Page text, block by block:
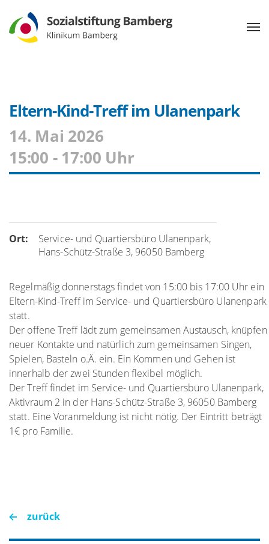
Eltern-Kind-Treff im Ulanenpark
14. Mai 2026
15:00 - 17:00 Uhr
Ort:
Service- und Quartiersbüro Ulanenpark,
Hans-Schütz-Straße 3, 96050 Bamberg
Regelmäßig donnerstags findet von 15:00 bis 17:00 Uhr ein
Eltern-Kind-Treff im Service- und Quartiersbüro Ulanenpark
statt.
Der offene Treff lädt zum gemeinsamen Austausch, knüpfen
neuer Kontakte und natürlich zum gemeinsamen Singen,
Spielen, Basteln o.Ä. ein. Ein Kommen und Gehen ist
innerhalb der zwei Stunden flexibel möglich.
Der Treff findet im Service- und Quartiersbüro Ulanenpark,
Aktivraum 2 in der Hans-Schütz-Straße 3, 96050 Bamberg
statt. Eine Voranmeldung ist nicht nötig. Der Eintritt beträgt
1€ pro Familie.
zurück